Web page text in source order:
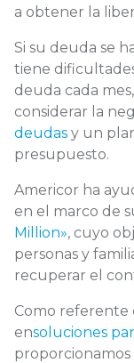
a obtener la
Si su deuda se
tiene
deuda cada
considerar la
deudas y un
presupuesto.
Americor ha
en el marco de
Million», cuyo
personas y
recuperar el
Como referente
ensoluciones